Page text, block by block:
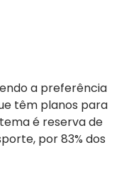
a preferência
têm planos para
tema é reserva de
por 83% dos